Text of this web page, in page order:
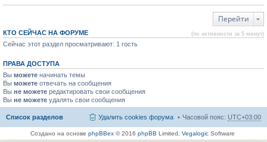
Перейти
КТО СЕЙЧАС НА ФОРУМЕ (по активности за 5 минут)
Сейчас этот раздел просматривают: 1 гость
ПРАВА ДОСТУПА
Вы можете начинать темы
Вы можете отвечать на сообщения
Вы не можете редактировать свои сообщения
Вы не можете удалять свои сообщения
Список разделов Часовой пояс: UTC+03:00
Удалить cookies форума
Создано на основе phpBBex© 2016 phpBB Limited, VegalogicSoftware